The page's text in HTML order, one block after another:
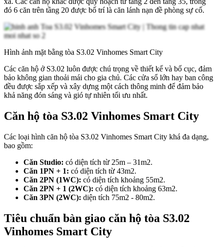
đó 6 căn trên tầng 20 được bố trí là căn lánh nạn đề phòng sự cố.
Hình ảnh mặt bằng tòa S3.02 Vinhomes Smart City
Các căn hộ ở S3.02 luôn được chú trọng về thiết kế và bố cục, đảm
bảo không gian thoải mái cho gia chủ. Các cửa sổ lớn hay ban công
đều được sắp xếp và xây dựng một cách thông minh để đảm bảo
khả năng đón sáng và gió tự nhiên tối ưu nhất.
Căn hộ tòa S3.02 Vinhomes Smart City
Các loại hình căn hộ tòa S3.02 Vinhomes Smart City khá đa dạng,
bao gồm:
Căn Studio: có diện tích từ 25m – 31m2.
Căn 1PN + 1: có diện tích từ 43m2.
Căn 2PN (1WC): có diện tích khoảng 55m2.
Căn 2PN + 1 (2WC): có diện tích khoảng 63m2.
Căn 3PN (2WC): diện tích 75m2 - 80m2.
Tiêu chuẩn bàn giao căn hộ tòa S3.02
Vinhomes Smart City